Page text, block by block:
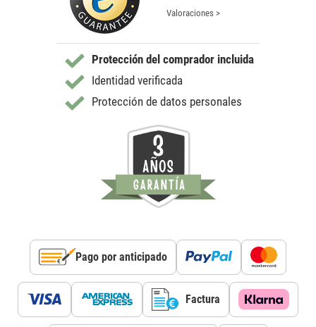
Valoraciones >
Protección del comprador incluida
Identidad verificada
Protección de datos personales
Pago por anticipado
Factura